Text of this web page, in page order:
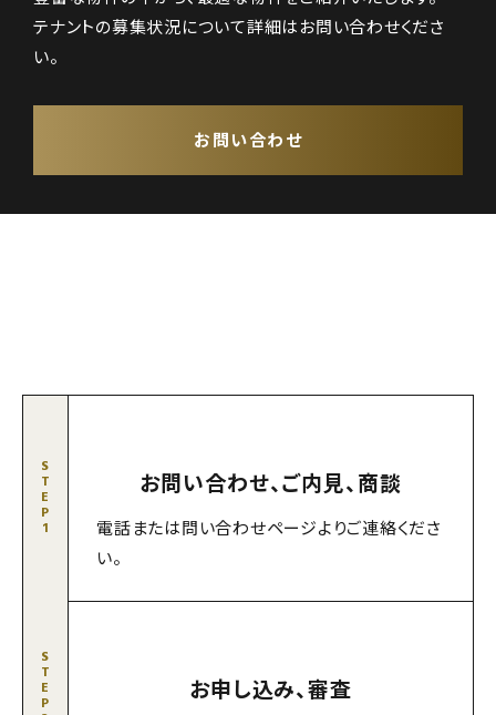
テナントの募集状況について詳細はお問い合わせくださ
い。
お問い合わせ
S
T
E
P
1
お問い合わせ、ご内見、商談
電話または問い合わせページよりご連絡くださ
い。
S
T
E
P お申し込み、審査